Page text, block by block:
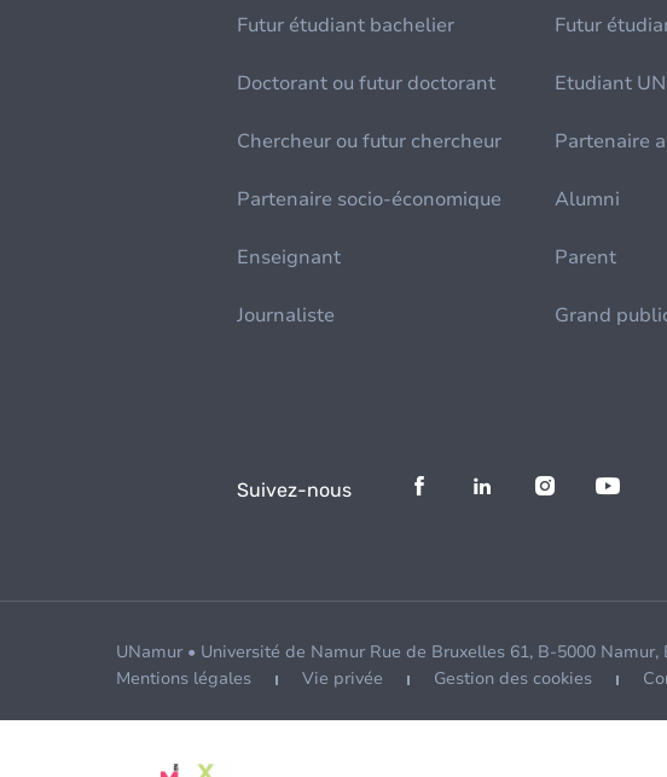
Futur étudiant bachelier Futur
Doctorant ou futur doctorant Etudiant
Chercheur ou futur chercheur Partenaire
Partenaire socio-économique Alumni
Enseignant Parent
Journaliste Grand
Suivez-nous
UNamur • Université de Namur Rue de Bruxelles 61, B-5000 Namur,
Mentions légales
Vie privée Gestion des cookies